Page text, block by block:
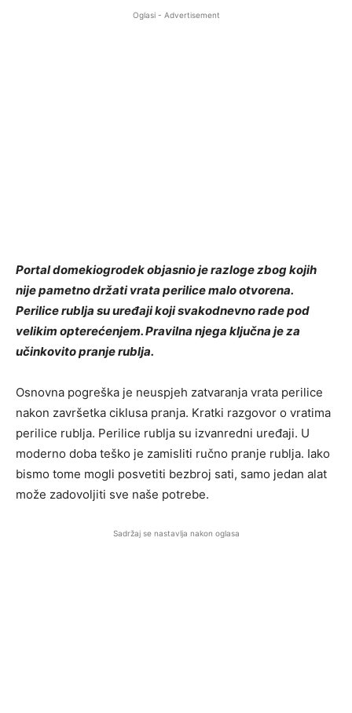
Oglasi - Advertisement
Portal domekiogrodek objasnio je razloge zbog kojih
nije pametno držati vrata perilice malo otvorena.
Perilice rublja su uređaji koji svakodnevno rade pod
velikim opterećenjem. Pravilna njega ključna je za
učinkovito pranje rublja.
Osnovna pogreška je neuspjeh zatvaranja vrata perilice
nakon završetka ciklusa pranja. Kratki razgovor o vratima
perilice rublja. Perilice rublja su izvanredni uređaji. U
moderno doba teško je zamisliti ručno pranje rublja. Iako
bismo tome mogli posvetiti bezbroj sati, samo jedan alat
može zadovoljiti sve naše potrebe.
Sadržaj se nastavlja nakon oglasa